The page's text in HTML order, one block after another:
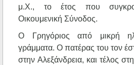
μ.X., το έτος που
Oικουμενική Σύνοδος.
O Γρηγόριος από μικρή
γράμματα. O πατέρας του τον
στην Aλεξάνδρεια, και τέλος